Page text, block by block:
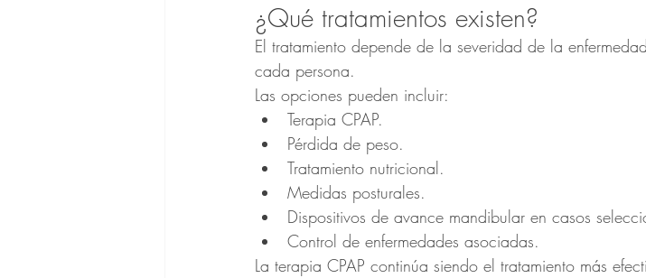
¿Qué tratamientos existen?
El tratamiento depende de la severidad de la
cada persona.
Las opciones pueden incluir:
Terapia CPAP.
Pérdida de peso.
Tratamiento nutricional.
Medidas posturales.
Dispositivos de avance mandibular en casos
Control de enfermedades asociadas.
La terapia CPAP continúa siendo el tratamiento más